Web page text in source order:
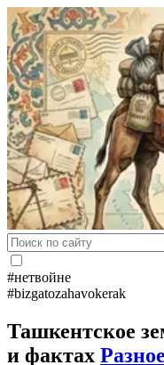
#нетвойне
#bizgatozahavokerak
Ташкентское
и фактах Разное